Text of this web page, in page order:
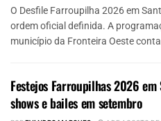
O Desfile Farroupilha 2026 em
ordem oficial definida. A
município da Fronteira Oeste
Festejos Farroupilhas 2026
shows e bailes em setembro